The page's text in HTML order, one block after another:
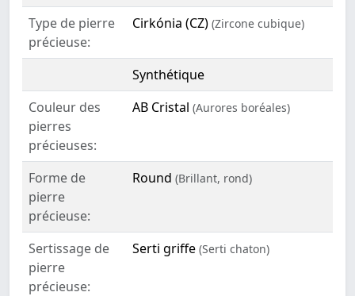
Type de pierre
précieuse:
Cirkónia (CZ) (Zircone cubique)
Synthétique
Couleur des
pierres
précieuses:
AB Cristal (Aurores boréales)
Forme de
pierre
précieuse:
Round (Brillant, rond)
Sertissage de
pierre
précieuse:
Serti griffe (Serti chaton)